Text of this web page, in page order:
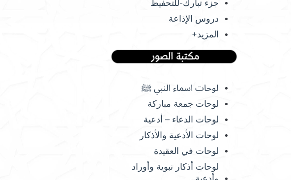
جزء تبارك-للتحفيظ
دروس الإذاعة
المزيد+
لوحات اسماء النبي ﷺ
لوحات جمعة مباركة
لوحات الدعاء – أدعية
لوحات الأدعية والأذكار
لوحات في العقيدة
لوحات أذكار نبوية وأوراد